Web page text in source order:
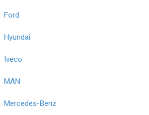
Ford
Hyundai
Iveco
MAN
Mercedes-Benz